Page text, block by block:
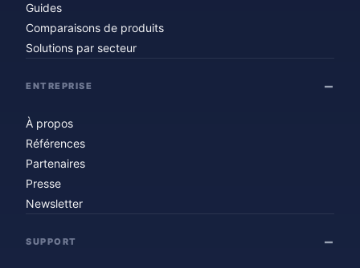
Guides
Comparaisons de produits
Solutions par secteur
ENTREPRISE
À propos
Références
Partenaires
Presse
Newsletter
SUPPORT